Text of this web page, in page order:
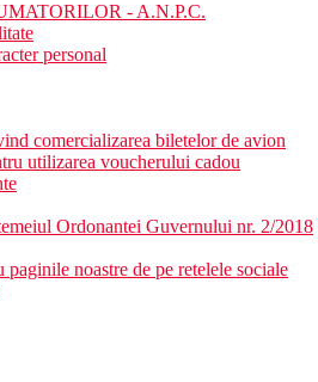
- A.N.P.C.
personal
comercializarea biletelor de avion
utilizarea voucherului cadou
Ordonantei Guvernului nr. 2/2018
paginile noastre de pe retelele sociale